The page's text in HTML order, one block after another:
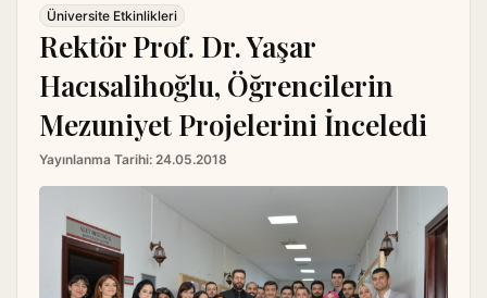
Üniversite Etkinlikleri
Rektör Prof. Dr. Yaşar
Hacısalihoğlu, Öğrencilerin
Mezuniyet Projelerini İnceledi
Yayınlanma Tarihi: 24.05.2018